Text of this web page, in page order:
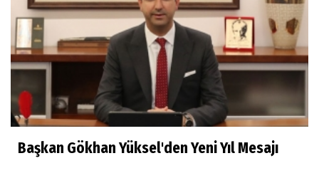
Başkan Gökhan Yüksel'den Yeni Yıl Mesajı